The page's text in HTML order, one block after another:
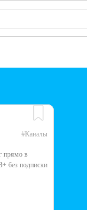
#Каналы
прямо в
без подписки